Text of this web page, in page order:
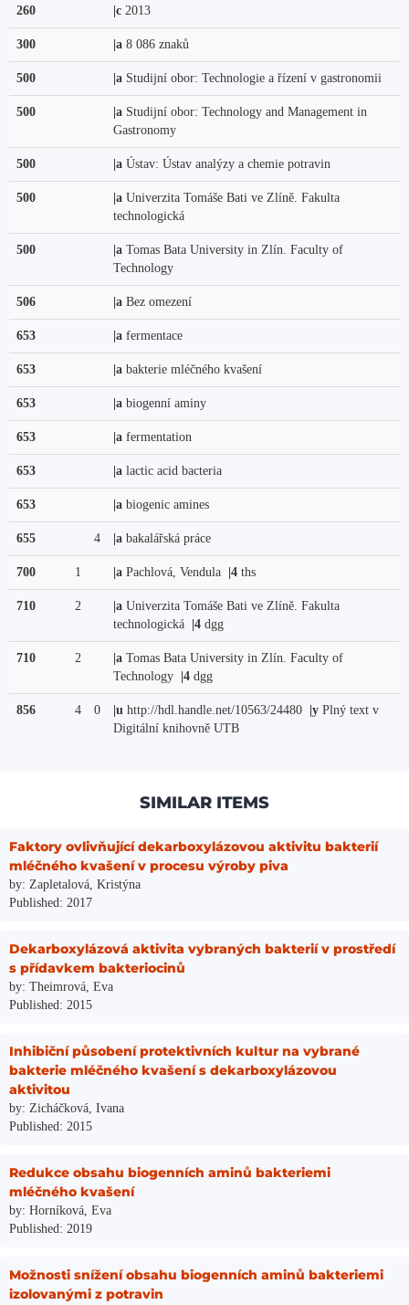
260 |c 2013
300 |a 8 086 znaků
500 |a Studijní obor: Technologie a řízení v gastronomii
500 |a Studijní obor: Technology and Management in
Gastronomy
500 |a Ústav: Ústav analýzy a chemie potravin
500 |a Univerzita Tomáše Bati ve Zlíně. Fakulta
technologická
500 |a Tomas Bata University in Zlín. Faculty of
Technology
506 |a Bez omezení
653 |a fermentace
653 |a bakterie mléčného kvašení
653 |a biogenní aminy
653 |a fermentation
653 |a lactic acid bacteria
653 |a biogenic amines
655 4 |a bakalářská práce
700 1 |a Pachlová, Vendula |4 ths
710 2 |a Univerzita Tomáše Bati ve Zlíně. Fakulta
technologická
|4 dgg
710 2 |a Tomas Bata University in Zlín. Faculty of
Technology
|4 dgg
856 4 0 |u http://hdl.handle.net/10563/24480 |y Plný text v
Digitální knihovně UTB
SIMILAR ITEMS
Faktory ovlivňující dekarboxylázovou aktivitu bakterií
mléčného kvašení v procesu výroby piva
by: Zapletalová, Kristýna
Published: 2017
Dekarboxylázová aktivita vybraných bakterií v prostředí
s přídavkem bakteriocinů
by: Theimrová, Eva
Published: 2015
Inhibiční působení protektivních kultur na vybrané
bakterie mléčného kvašení s dekarboxylázovou
aktivitou
by: Zicháčková, Ivana
Published: 2015
Redukce obsahu biogenních aminů bakteriemi
mléčného kvašení
by: Horníková, Eva
Published: 2019
Možnosti snížení obsahu biogenních aminů bakteriemi
izolovanými z potravin